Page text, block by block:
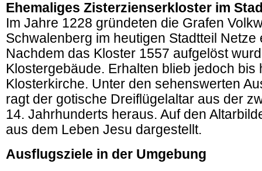
Ehemaliges Zisterzienserkloster im
Im Jahre 1228 gründeten die Grafen
Schwalenberg im heutigen Stadtteil Netze
Nachdem das Kloster 1557 aufgelöst
Klostergebäude. Erhalten blieb jedoch bis
Klosterkirche. Unter den sehenswerten
ragt der gotische Dreiflügelaltar aus der
14. Jahrhunderts heraus. Auf den
aus dem Leben Jesu dargestellt.
Ausflugsziele in der Umgebung